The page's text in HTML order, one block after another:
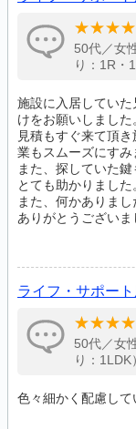
50代／女
り：1R・
施設に入居してい
けをお願いしました
見積もすぐ来て頂
業もスムーズにすみ
また、探していた
とても助かりました
また、何かありまし
ありがとうございま
ライフ・サポー
50代／女
り：
色々細かく配慮して